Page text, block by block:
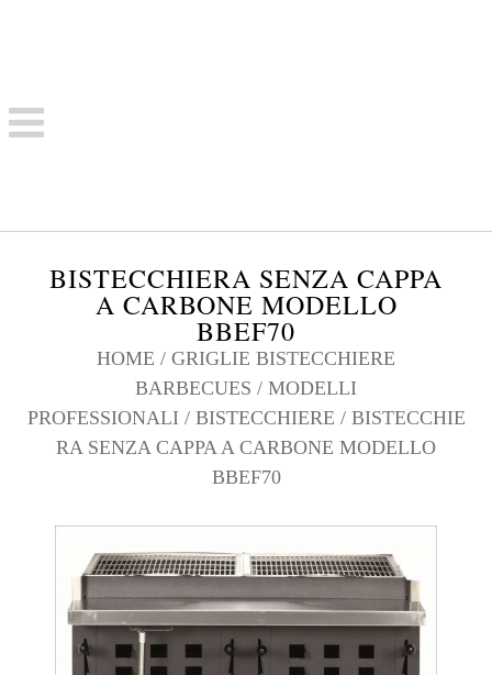
BISTECCHIERA SENZA CAPPA
A CARBONE MODELLO
BBEF70
HOME / GRIGLIE BISTECCHIERE
BARBECUES / MODELLI
PROFESSIONALI/ BISTECCHIERE / BISTECCHIE
RA SENZA CAPPA A CARBONE MODELLO
BBEF70